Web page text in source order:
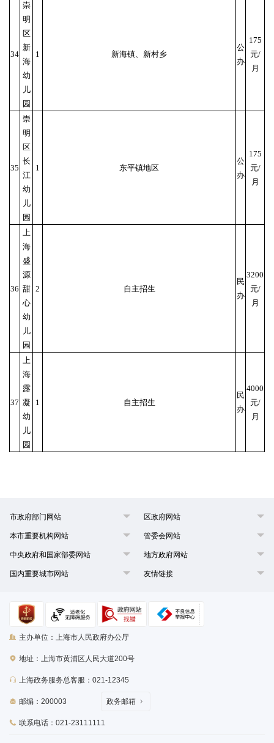
34
崇
明
区
新
海
幼
儿
园
1 新海镇、新村乡
公
办
175
元/
月
35
崇
明
区
长
江
幼
儿
园
1 东平镇地区
公
办
175
元/
月
36
上
海
盛
源
甜
心
幼
儿
园
2 自主招生
民
办
3200
元/
月
37
上
海
露
凝
幼
儿
园
1 自主招生
民
办
4000
元/
月
市政府部门网站 区政府网站
本市重要机构网站 管委会网站
中央政府和国家部委网站 地方政府网站
国内重要城市网站 友情链接
主办单位：上海市人民政府办公厅
地址：上海市黄浦区人民大道200号
上海政务服务总客服：021-12345
邮编：200003
联系电话：021-23111111
政务邮箱